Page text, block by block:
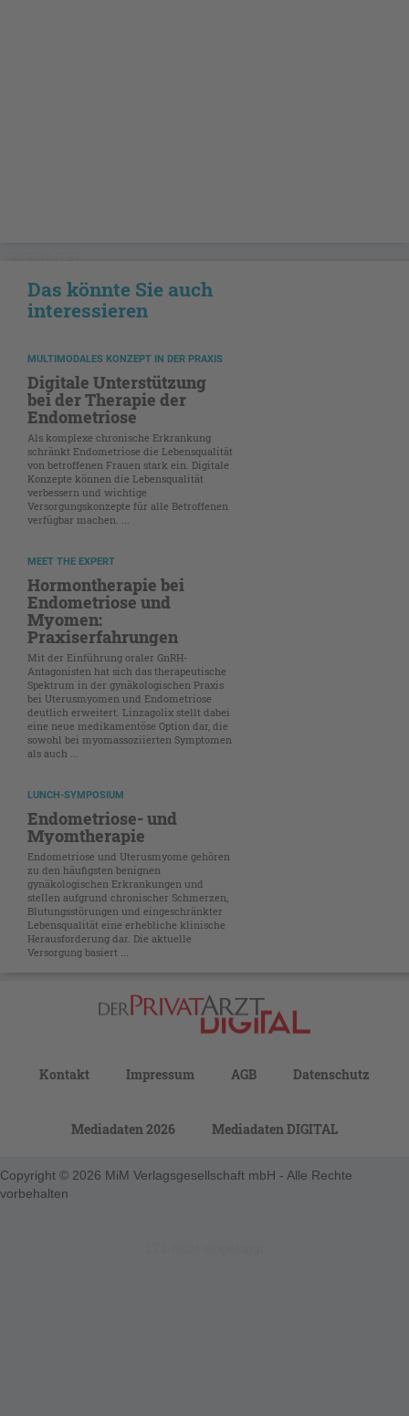
Das könnte Sie auch
interessieren
MULTIMODALES KONZEPT IN DER PRAXIS
Digitale Unterstützung
bei der Therapie der
Endometriose
Als komplexe chronische Erkrankung
schränkt Endometriose die Lebensqualität
von betroffenen Frauen stark ein. Digitale
Konzepte können die Lebensqualität
verbessern und wichtige
Versorgungskonzepte für alle Betroffenen
verfügbar machen. ...
MEET THE EXPERT
Hormontherapie bei
Endometriose und
Myomen:
Praxiserfahrungen
Mit der Einführung oraler GnRH-
Antagonisten hat sich das therapeutische
Spektrum in der gynäkologischen Praxis
bei Uterusmyomen und Endometriose
deutlich erweitert. Linzagolix stellt dabei
eine neue medikamentöse Option dar, die
sowohl bei myomassoziierten Symptomen
als auch ...
LUNCH-SYMPOSIUM
Endometriose- und
Myomtherapie
Endometriose und Uterusmyome gehören
zu den häufigsten benignen
gynäkologischen Erkrankungen und
stellen aufgrund chronischer Schmerzen,
Blutungs­störungen und eingeschränkter
Lebensqualität eine erhebliche klinische
Herausforderung dar. Die aktuelle
Versorgung basiert ...
Kontakt Impressum AGB Datenschutz
Mediadaten 2026 Mediadaten DIGITAL
Copyright © 2026 MiM Verlagsgesellschaft mbH - Alle Rechte
vorbehalten